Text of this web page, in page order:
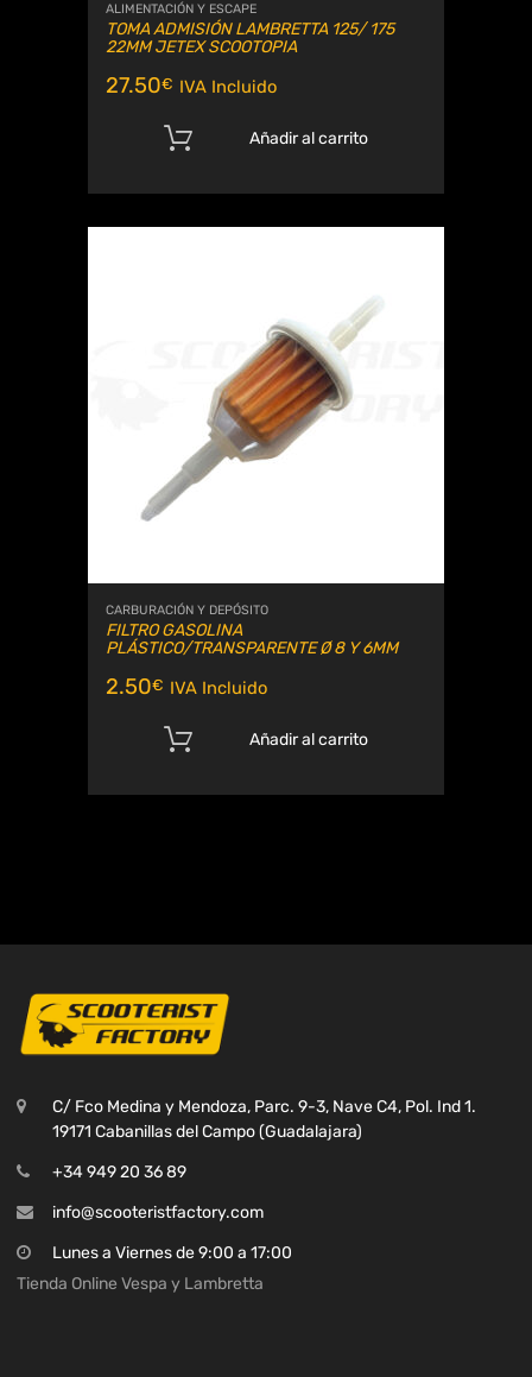
ALIMENTACIÓN Y ESCAPE
TOMA ADMISIÓN LAMBRETTA 125/ 175
22MM JETEX SCOOTOPIA
27.50€ IVA Incluido
Añadir al carrito
CARBURACIÓN Y DEPÓSITO
FILTRO GASOLINA
PLÁSTICO/TRANSPARENTE Ø 8 Y 6MM
2.50€ IVA Incluido
Añadir al carrito
C/ Fco Medina y Mendoza, Parc. 9-3, Nave C4, Pol. Ind 1.
19171 Cabanillas del Campo (Guadalajara)
+34 949 20 36 89
info@scooteristfactory.com
Lunes a Viernes de 9:00 a 17:00
Tienda Online Vespa y Lambretta